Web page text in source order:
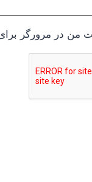
من در مرورگر